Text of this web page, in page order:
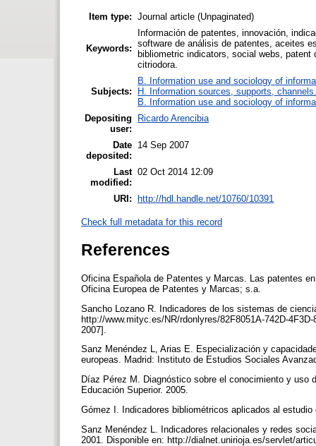
Item type: Journal article (Unpaginated)
Keywords:
Información de patentes, innovación,
software de análisis de patentes, aceites
bibliometric indicators, social webs,
citriodora.
Subjects:
B. Information use and sociology of
H. Information sources, supports, channels.
B. Information use and sociology of
Depositing
user:
Ricardo Arencibia
Date
deposited:
14 Sep 2007
Last
modified:
02 Oct 2014 12:09
URI: http://hdl.handle.net/10760/10391
Check full metadata for this record
References
Oficina Española de Patentes y Marcas. Las patentes
Oficina Europea de Patentes y Marcas; s.a.
Sancho Lozano R. Indicadores de los sistemas de
http://www.mityc.es/NR/rdonlyres/82F8051A-742D-
2007].
Sanz Menéndez L, Arias E. Especialización y
europeas. Madrid: Instituto de Estudios Sociales
Díaz Pérez M. Diagnóstico sobre el conocimiento y uso
Educación Superior. 2005.
Gómez I. Indicadores bibliométricos aplicados al
Sanz Menéndez L. Indicadores relacionales y redes
2001. Disponible en: http://dialnet.unirioja.es/servlet/